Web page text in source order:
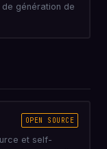
de génération de
OPEN SOURCE
et self-